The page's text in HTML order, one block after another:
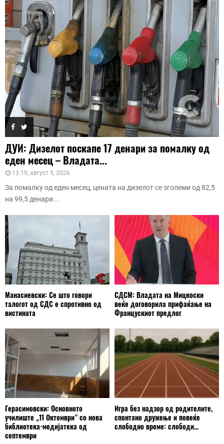
ДУИ: Дизелот поскапе 17 денари за помалку од
еден месец – Владата...
13:19, август 5, 2026
За помалку од еден месец, цената на дизелот се зголеми од 82,5
на 99,5 денари...
Манасиевски: Се што говори
талогот од СДС е спротивно од
вистината
СДСМ: Владата на Мицкоски
веќе договорила прифаќање на
Францускиот предлог
Герасимовски: Основното
училиште „11 Октомври” со нова
библиотека-медијатека од
септември
Игра без надзор од родителите,
спонтано дружење и повеќе
слободно време: слободи...